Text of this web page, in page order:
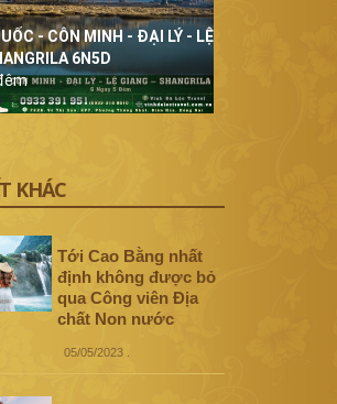
- CÔN MINH - ĐẠI LÝ - LỆ
6N5D
KHÁC
Tới Cao Bằng nhất
định không được bỏ
qua Công viên Địa
chất Non nước
05/05/2023.